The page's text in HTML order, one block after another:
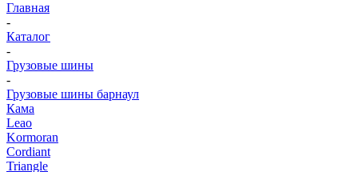
Главная
-
Каталог
-
Грузовые шины
-
Грузовые шины барнаул
Кама
Leao
Kormoran
Cordiant
Triangle